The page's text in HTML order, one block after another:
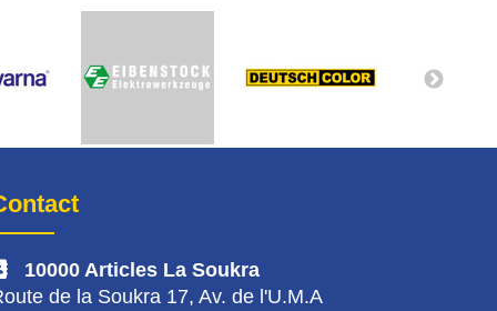
10000 Articles La Soukra
de la Soukra 17, Av. de l'U.M.A